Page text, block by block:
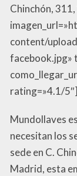
Chinchón,
content/
facebook.jpg»
rating=»4.1/5″]
Mundollaves
necesitan los
sede en C.
Madrid, esta